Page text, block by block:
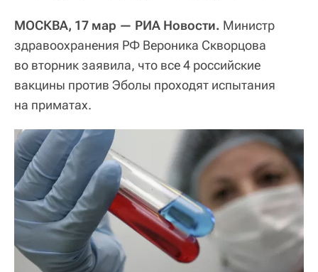
МОСКВА, 17 мар — РИА Новости. Министр
здравоохранения РФ Вероника Скворцова
во вторник заявила, что все 4 российские
вакцины против Эболы проходят испытания
на приматах.